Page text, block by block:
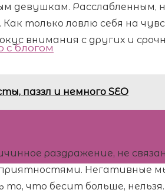
блогом
девушкам.
только ловлю себя на
внимания с других и
паззл и немного SEO
раздражение, не
Негативные
то, что бесит больше, нельзя.